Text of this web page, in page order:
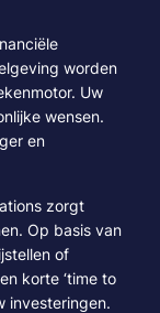
worden
Uw
wensen.
en
zorgt
Op basis van
of
korte ‘time to
investeringen.